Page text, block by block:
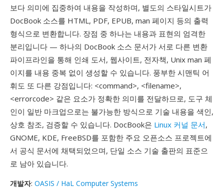
보다 의미에 집중하여 내용을 작성하며, 별도의 스타일시트가
DocBook 소스를 HTML, PDF, EPUB, man 페이지 등의 출력
형식으로 변환합니다. 장점 중 하나는 내용과 표현의 엄격한
분리입니다 — 하나의 DocBook 소스 문서가 서로 다른 변환
파이프라인을 통해 인쇄 도서, 웹사이트, 전자책, Unix man 페
이지를 내용 중복 없이 생성할 수 있습니다. 풍부한 시맨틱 어
휘도 또 다른 강점입니다: <command>, <filename>,
<errorcode> 같은 요소가 정확한 의미를 전달하므로, 도구 체
인이 일반 마크업으로는 불가능한 방식으로 기술 내용을 색인,
상호 참조, 검증할 수 있습니다. DocBook은 Linux 커널 문서,
GNOME, KDE, FreeBSD를 포함한 주요 오픈소스 프로젝트에
서 공식 문서에 채택되었으며, 단일 소스 기술 출판의 표준으
로 남아 있습니다.
개발자: OASIS / HaL Computer Systems